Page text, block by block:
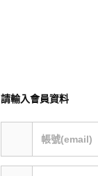
請輸入會員資料
帳號(email)